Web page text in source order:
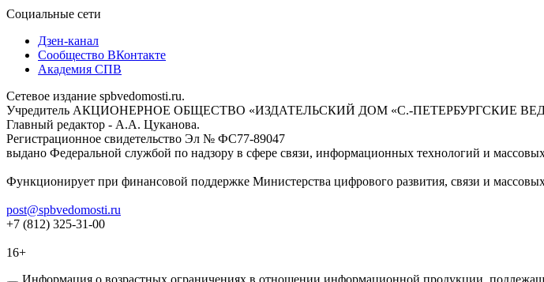
Социальные сети
Дзен-канал
Сообщество ВКонтакте
Академия СПВ
Сетевое издание spbvedomosti.ru.
Учредитель АКЦИОНЕРНОЕ ОБЩЕСТВО «ИЗДАТЕЛЬСКИЙ ДОМ «С.-ПЕТЕРБУРГСКИЕ
Главный редактор - А.А. Цуканова.
Регистрационное свидетельство Эл № ФС77-89047
выдано Федеральной службой по надзору в сфере связи, информационных технологий и
Функционирует при финансовой поддержке Министерства цифрового развития, связи и
post@spbvedomosti.ru
+7 (812) 325-31-00
16+